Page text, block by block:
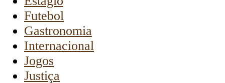
Futebol
Gastronomia
Internacional
Jogos
Justiça